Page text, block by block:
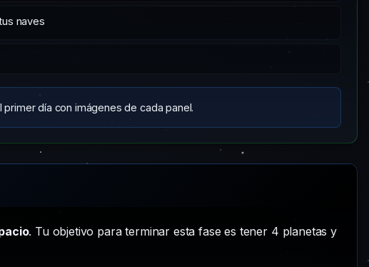
naves
día con imágenes de cada panel.
. Tu objetivo para terminar esta fase es tener 4 planetas y